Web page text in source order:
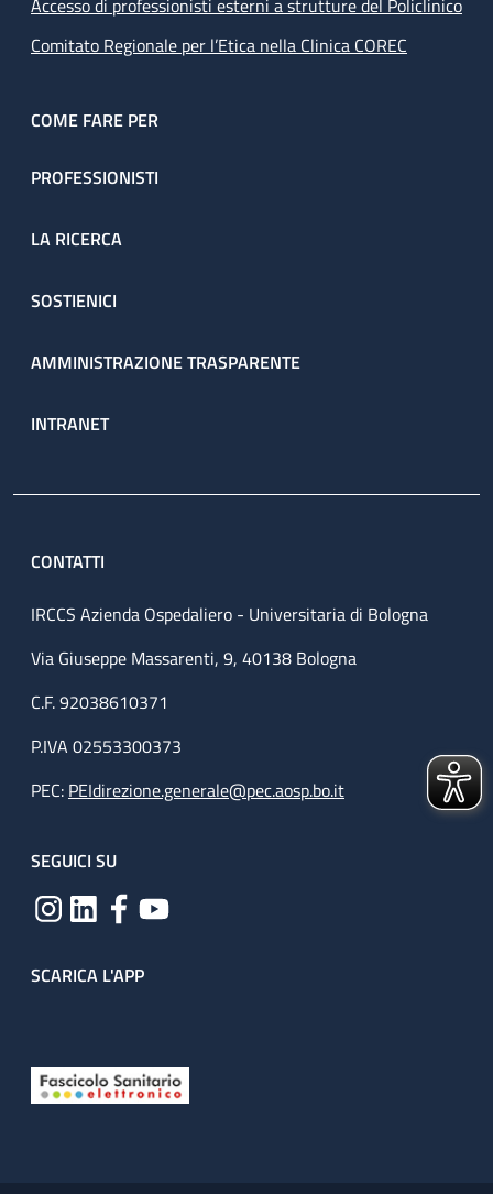
Accesso di professionisti esterni a strutture del Policlinico
Comitato Regionale per l’Etica nella Clinica COREC
COME FARE PER
PROFESSIONISTI
LA RICERCA
SOSTIENICI
AMMINISTRAZIONE TRASPARENTE
INTRANET
CONTATTI
IRCCS Azienda Ospedaliero - Universitaria di Bologna
Via Giuseppe Massarenti, 9, 40138 Bologna
C.F. 92038610371
P.IVA 02553300373
PEC: PEIdirezione.generale@pec.aosp.bo.it
SEGUICI SU
SCARICA L'APP